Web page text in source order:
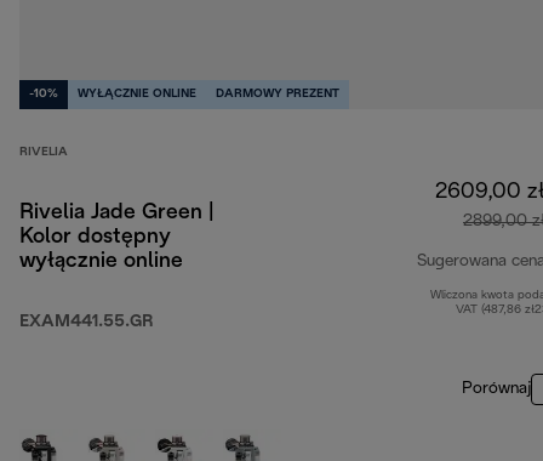
-10% WYŁĄCZNIE ONLINE DARMOWY PREZENT
RIVELIA
Rivelia Jade Green |
Kolor dostępny
wyłącznie online
EXAM441.55.GR
2609,00
2899,00
Sugerowana
Wliczona kwota
VAT (487,86
Porównaj